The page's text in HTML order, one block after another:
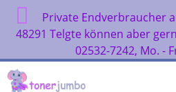
Private
48291 Telgte können
02532-7242,